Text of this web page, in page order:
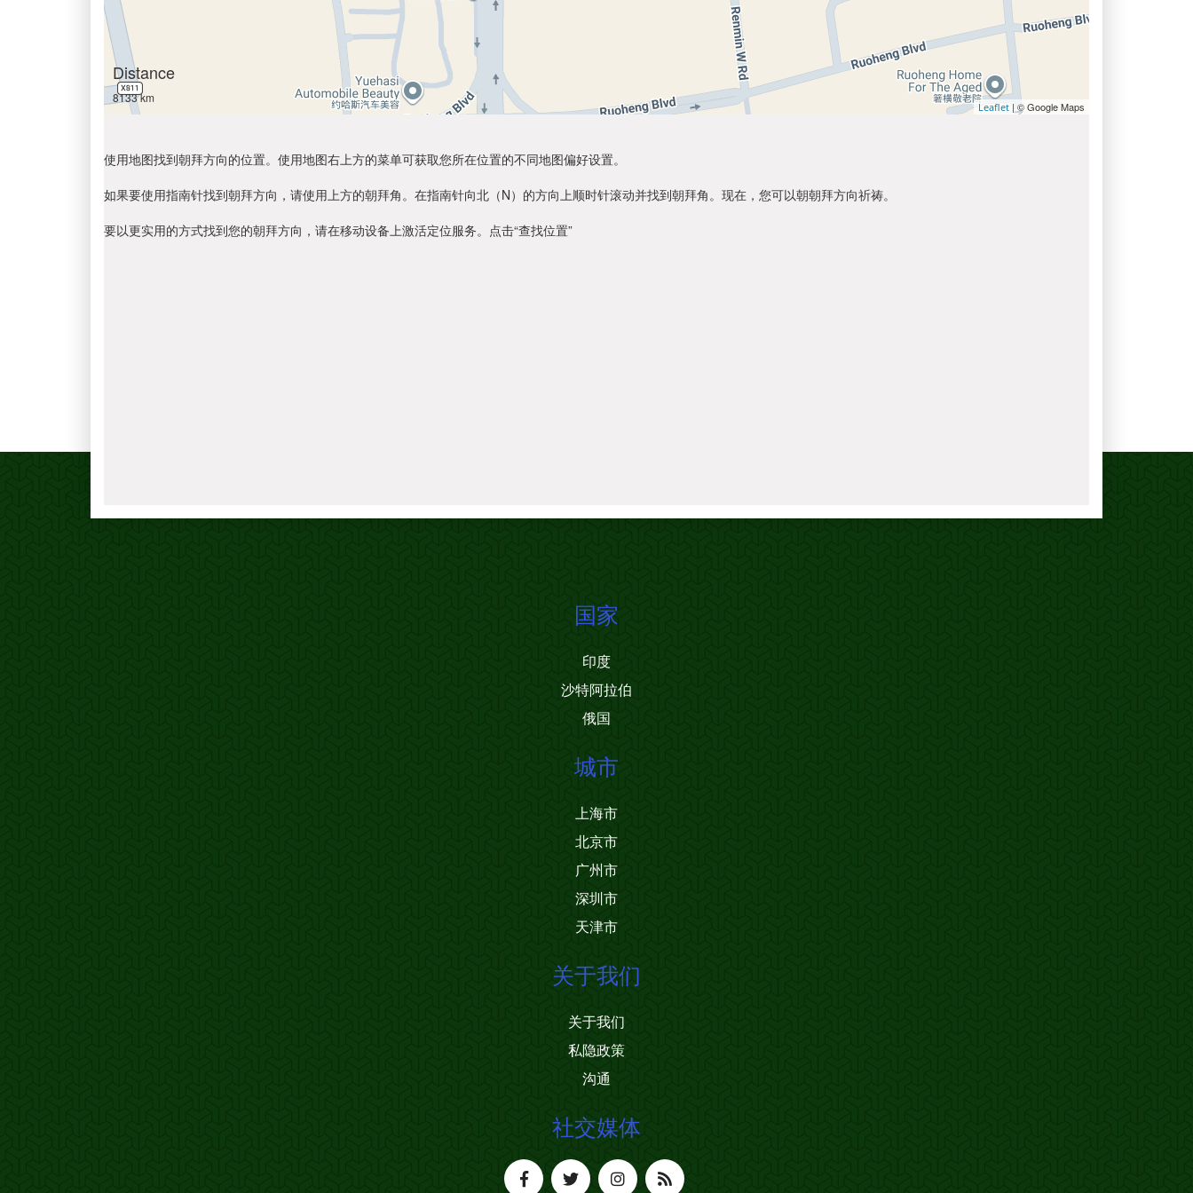
Distance
8133 km
Leaflet | © Google Maps
使用地图找到朝拜方向的位置。使用地图右上方的菜单可获取您所在位置的不同地图偏好设置。
如果要使用指南针找到朝拜方向，请使用上方的朝拜角。在指南针向北（N）的方向上顺时针滚动并找到朝拜角。现在，您可以朝朝拜方向祈祷。
要以更实用的方式找到您的朝拜方向，请在移动设备上激活定位服务。点击“查找位置”
国家
印度
沙特阿拉伯
俄国
城市
上海市
北京市
广州市
深圳市
天津市
关于我们
关于我们
私隐政策
沟通
社交媒体